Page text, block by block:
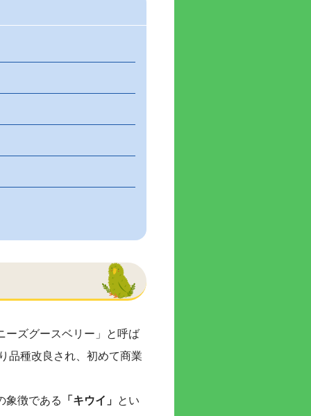
ーズグースベリー」と呼ば
品種改良され、初めて商業
象徴である 「キウイ」 とい